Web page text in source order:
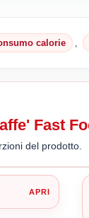
calorie
Fast
del prodotto.